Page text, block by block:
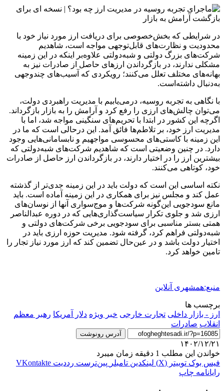
در شرایطی که بخش‌خصوصی برای دریافت ارز مورد نیاز خود با
محدودیت و نظارت‌های قابل‌توجهی مواجه است، شاهدیم
شرکت‌های بزرگ دولتی و شبه‌دولتی علاوه‌بر اینکه در این زمینه
مشکلی ندارند، در بازگرداندن ارزهای حاصل از صادرات نیز به
بهانه‌های مختلف تعلل می‌کنند؛ رویکردی که آسیب‌های چندوجهی
به‌دنبال داشته‌است.
با نگاهی به تجربه روسیه، درمی‌یابیم با مدیریت راهبردی دولت،
می‌توان چالش‌های ارزی را رفع کرد و آرامش را به بازار بازگرداند.
اگرچه این کشور در ابتدا با تحریم‌های سنگینی مواجه شد، اما با
مدیریت ارز خود، بر تلاطم‌ها فائق آمد. این درحالی است که ما در
این زمینه با کاستی‌های محسوسی مواجهیم و نابسامانی‌هایی وجود
دارد. در چنین وضعیتی است که شاهدیم شرکت‌های شبه‌دولتی که
بیشترین ارز را در اختیار دارند، در بازگرداندن ارز حاصل از صادرات
خود، کوتاهی می‌کنند.
نکته اساسی این است که دولت باید در این زمینه جدی‌تر از گذشته
عمل کند و مجلس نیز برای همکاری در این زمینه آماده است. باید
مانع سودجویی این‌گونه شرکت‌ها و موج‌سواری آنها از نوسان‌های
ارزی شد و جلوی تکرار سیاست‌گذاری‌هایی که در دوره عبدالناصر
همتی بستر مناسبی برای سودجویی برخی شرکت‌های دولتی و
شبه‌دولتی فراهم کرد، گرفته شود. مدیریت حوزه ارزی باید در
اختیار دولت باشد و در عین‌حال تضمین کند که ارز مورد نیاز تجار را
تامین خواهد کرد.
منبع:همشهری آنلاین
برچسب ها
ارز - بازار داخلی تجارت خارجی خبر ویژه دلار آمريكا رهبر معظم
انقلاب صادرات
آدرس رونوشت
۱۴۰۲/۱۲/۲۱
خواندن این مطلب 1 دقیقه زمان میبرد
فیس بوک توییتر (X) لینکدین ‫تامبلر ‫پین‌ترست ‫رددیت ‫VKontakte
رایانامه چاپ